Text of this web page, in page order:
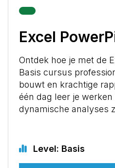
Excel
Ontdek hoe je met de
Basis cursus
bouwt en krachtige
één dag leer je
dynamische analyses
Level: Basis